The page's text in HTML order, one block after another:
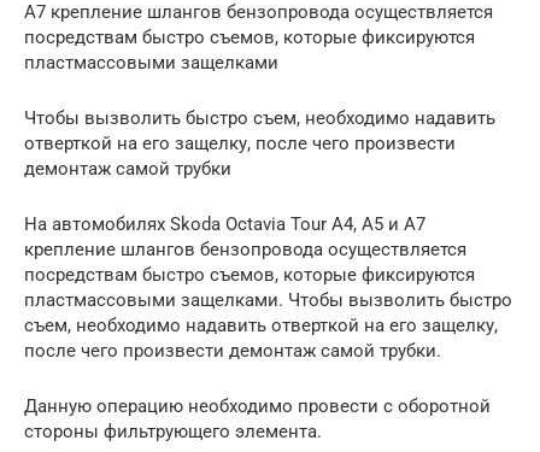
А7 крепление шлангов бензопровода осуществляется
посредствам быстро съемов, которые фиксируются
пластмассовыми защелками
Чтобы вызволить быстро съем, необходимо надавить
отверткой на его защелку, после чего произвести
демонтаж самой трубки
На автомобилях Skoda Octavia Tour A4, А5 и А7
крепление шлангов бензопровода осуществляется
посредствам быстро съемов, которые фиксируются
пластмассовыми защелками. Чтобы вызволить быстро
съем, необходимо надавить отверткой на его защелку,
после чего произвести демонтаж самой трубки.
Данную операцию необходимо провести с оборотной
стороны фильтрующего элемента.